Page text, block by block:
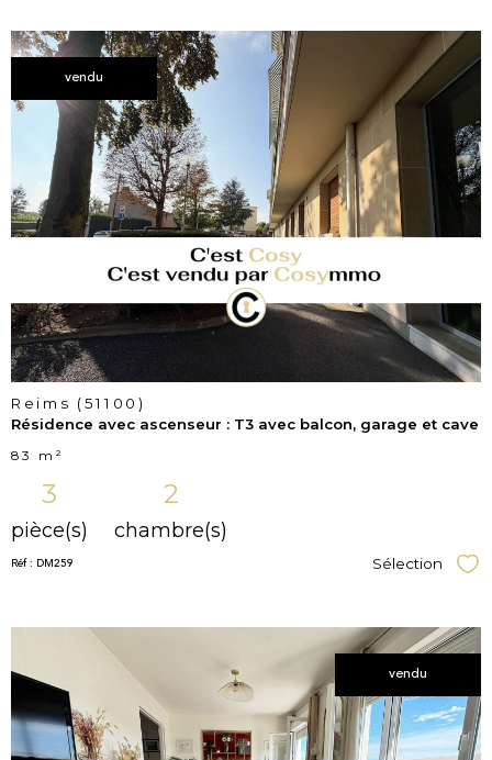
vendu
voir le
bien
Reims (51100)
Résidence avec ascenseur : T3 avec balcon, garage et cave
83 m²
3
pièce(s)
2
chambre(s)
Réf : DM259 Sélection
vendu